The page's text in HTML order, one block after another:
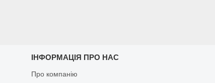
ІНФОРМАЦІЯ ПРО НАС
Про компанію